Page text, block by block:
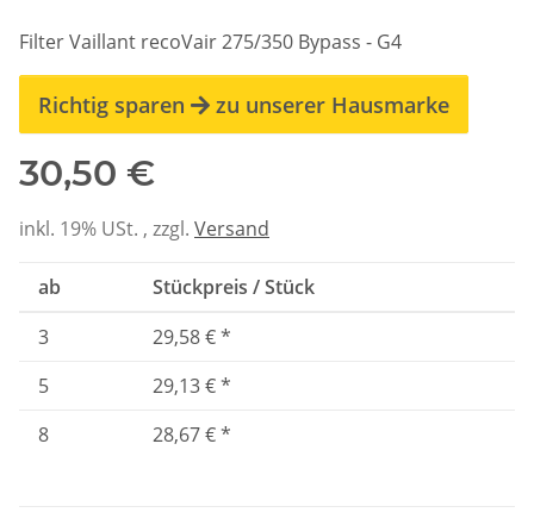
Filter Vaillant recoVair 275/350 Bypass - G4
Richtig sparen zu unserer Hausmarke
30,50 €
inkl. 19% USt. , zzgl. Versand
ab
Stückpreis / Stück
3
29,58 €*
5
29,13 €*
8
28,67 €*